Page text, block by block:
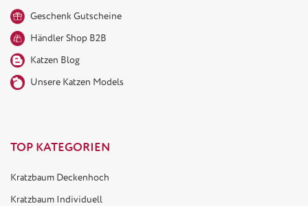
Geschenk Gutscheine
Händler Shop B2B
Katzen Blog
Unsere Katzen Models
TOP KATEGORIEN
Kratzbaum Deckenhoch
Kratzbaum Individuell